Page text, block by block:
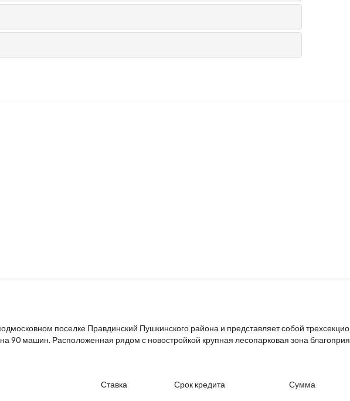
поселке Правдинский Пушкинского района и представляет собой
машин. Расположенная рядом с новостройкой крупная лесопарковая зона
Ставка Срок кредита Сумма